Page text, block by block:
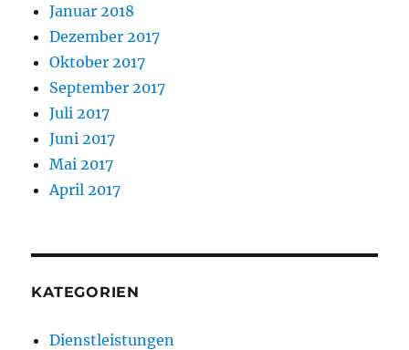
Januar 2018
Dezember 2017
Oktober 2017
September 2017
Juli 2017
Juni 2017
Mai 2017
April 2017
KATEGORIEN
Dienstleistungen